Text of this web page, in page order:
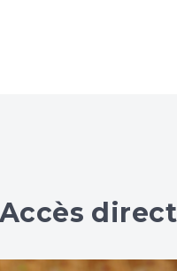
Accès direct